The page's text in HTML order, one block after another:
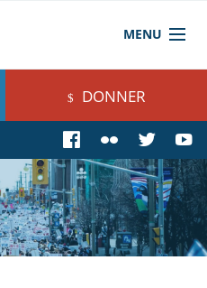
MENU
DONNER